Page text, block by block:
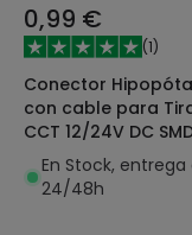
0,99 €
(1)
Conector
con cable para Tira
CCT 12/24V DC
Ancho 10mm
En Stock, entrega
24/48h